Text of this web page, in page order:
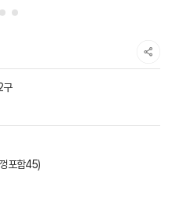
구
포함45)